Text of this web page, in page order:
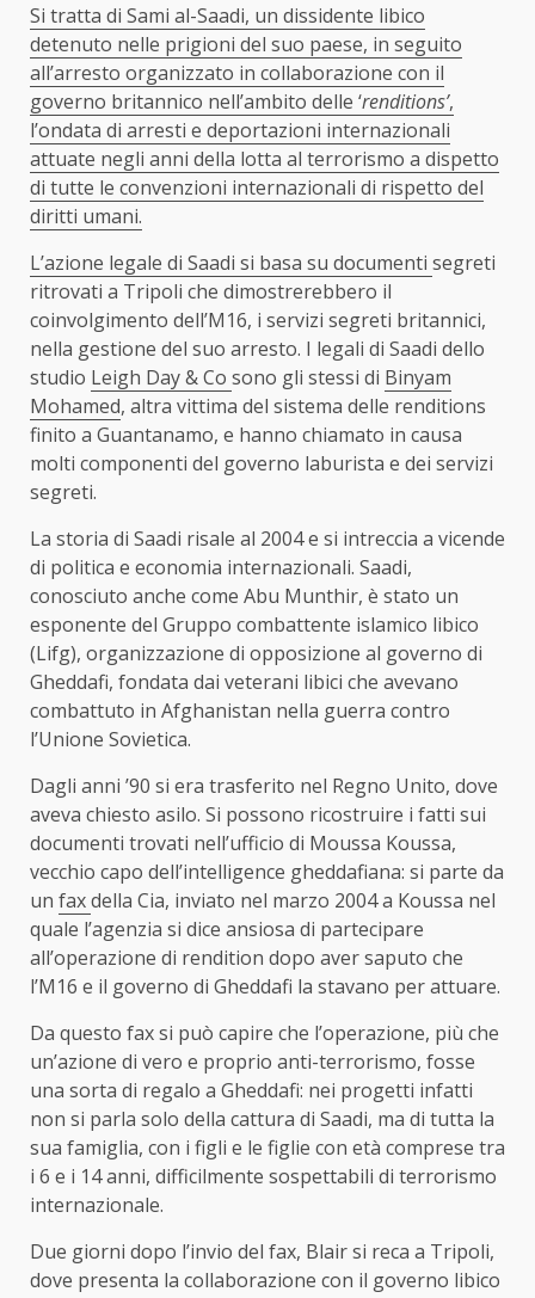
Si tratta di Sami al-Saadi, un dissidente libico
detenuto nelle prigioni del suo paese, in seguito
all’arresto organizzato in collaborazione con il
governo britannico nell’ambito delle ‘renditions’,
l’ondata di arresti e deportazioni internazionali
attuate negli anni della lotta al terrorismo a dispetto
di tutte le convenzioni internazionali di rispetto del
diritti umani.
L’azione legale di Saadi si basa su documenti segreti
ritrovati a Tripoli che dimostrerebbero il
coinvolgimento dell’M16, i servizi segreti britannici,
nella gestione del suo arresto. I legali di Saadi dello
studio Leigh Day & Co sono gli stessi di Binyam
Mohamed, altra vittima del sistema delle renditions
finito a Guantanamo, e hanno chiamato in causa
molti componenti del governo laburista e dei servizi
segreti.
La storia di Saadi risale al 2004 e si intreccia a vicende
di politica e economia internazionali. Saadi,
conosciuto anche come Abu Munthir, è stato un
esponente del Gruppo combattente islamico libico
(Lifg), organizzazione di opposizione al governo di
Gheddafi, fondata dai veterani libici che avevano
combattuto in Afghanistan nella guerra contro
l’Unione Sovietica.
Dagli anni ’90 si era trasferito nel Regno Unito, dove
aveva chiesto asilo. Si possono ricostruire i fatti sui
documenti trovati nell’ufficio di Moussa Koussa,
vecchio capo dell’intelligence gheddafiana: si parte da
un faxdella Cia, inviato nel marzo 2004 a Koussa nel
quale l’agenzia si dice ansiosa di partecipare
all’operazione di rendition dopo aver saputo che
l’M16 e il governo di Gheddafi la stavano per attuare.
Da questo fax si può capire che l’operazione, più che
un’azione di vero e proprio anti-terrorismo, fosse
una sorta di regalo a Gheddafi: nei progetti infatti
non si parla solo della cattura di Saadi, ma di tutta la
sua famiglia, con i figli e le figlie con età comprese tra
i 6 e i 14 anni, difficilmente sospettabili di terrorismo
internazionale.
Due giorni dopo l’invio del fax, Blair si reca a Tripoli,
dove presenta la collaborazione con il governo libico